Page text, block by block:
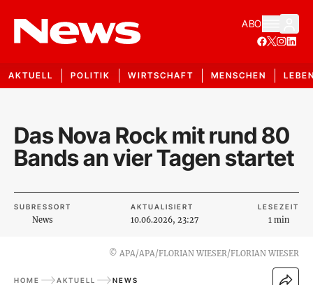
ABO
AKTUELL POLITIK WIRTSCHAFT MENSCHEN
Das Nova Rock mit rund 80
Bands an vier Tagen startet
SUBRESSORT
News
AKTUALISIERT
10.06.2026, 23:27
LESEZEIT
1 min
© APA/APA/FLORIAN WIESER/FLORIAN WIESER
HOME AKTUELL NEWS